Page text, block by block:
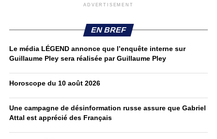
ADVERTISEMENT
EN BREF
Le média LÉGEND annonce que l’enquête interne sur
Guillaume Pley sera réalisée par Guillaume Pley
Horoscope du 10 août 2026
Une campagne de désinformation russe assure que Gabriel
Attal est apprécié des Français